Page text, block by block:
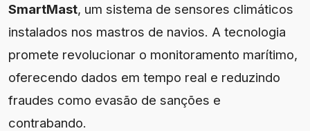
SmartMast, um sistema de sensores climáticos
instalados nos mastros de navios. A tecnologia
promete revolucionar o monitoramento marítimo,
oferecendo dados em tempo real e reduzindo
fraudes como evasão de sanções e
contrabando.